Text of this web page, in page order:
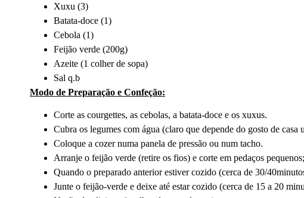
Xuxu (3)
Batata-doce (1)
Cebola (1)
Feijão verde (200g)
Azeite (1 colher de sopa)
Sal q.b
Modo de Preparação e Confeção:
Corte as courgettes, as cebolas, a batata-doce e os xuxus.
Cubra os legumes com água (claro que depende do gosto de
Coloque a cozer numa panela de pressão ou num tacho.
Arranje o feijão verde (retire os fios) e corte em pedaços pequenos;
Quando o preparado anterior estiver cozido (cerca de 30/
Junte o feijão-verde e deixe até estar cozido (cerca de 15 a 20